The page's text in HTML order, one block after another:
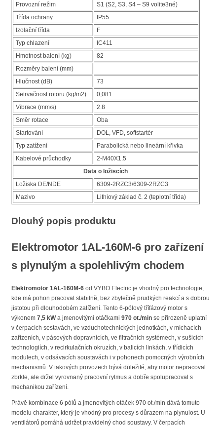
Provozní režim
S1 (S2, S3, S4 – S9 volite3né)
Třída ochrany
IP55
Izolační třída
F
Typ chlazení
IC411
Hmotnost balení (kg)
82
Rozměry balení (mm)
Hlučnost (dB)
73
Setrvačnost rotoru (kg/m2)
0,081
Vibrace (mm/s)
2.8
Směr rotace
Oba
Startování
DOL, VFD, softstartér
Typ zatížení
Parabolická nebo lineární křivka
Kabelové průchodky
2-M40X1.5
Data o ložiscích
Ložiska DE/NDE
6309-2RZC3/6309-2RZC3
Mazivo
Lithiový základ č. 2 (teplotní třída)
Dlouhý popis produktu
Elektromotor 1AL-160M-6 pro zařízení
s plynulým a spolehlivým chodem
Elektromotor 1AL-160M-6 od VYBO Electric je vhodný pro technologie,
kde má pohon pracovat stabilně, bez zbytečně prudkých reakcí a s dobrou
jistotou při dlouhodobém zatížení. Tento 6-pólový třífázový motor s
výkonem 7,5 kWa jmenovitými otáčkami 970 ot./min se přirozeně uplatní
v čerpacích sestavách, ve vzduchotechnických jednotkách, v míchacích
zařízeních, v pásových dopravnících, ve filtračních systémech, v sušicích
technologiích, v recirkulačních okruzích, v balicích linkách, v třídicích
modulech, v odsávacích soustavách i v pohonech pomocných výrobních
mechanismů. V takových provozech bývá důležité, aby motor nepracoval
zbrkle, ale držel vyrovnaný pracovní rytmus a dobře spolupracoval s
mechanikou zařízení.
Právě kombinace 6 pólů a jmenovitých otáček 970 ot./min dává tomuto
modelu charakter, který je vhodný pro procesy s důrazem na plynulost. U
ventilátorů pomáhá udržet pravidelný chod soustavy. V čerpacích